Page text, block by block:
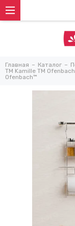
Главная Каталог
TM Kamille TM Ofenbach
Ofenbach™